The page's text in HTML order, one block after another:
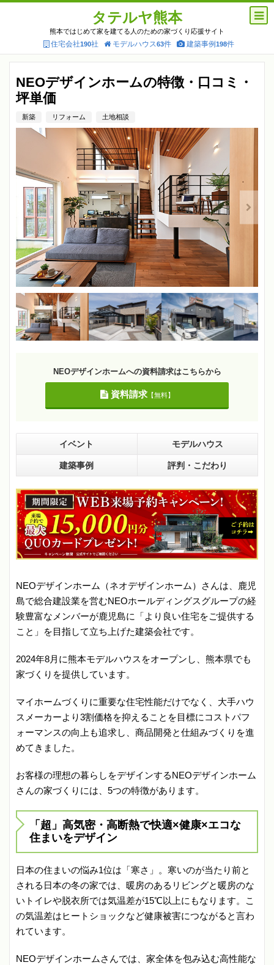
タテルヤ熊本
熊本ではじめて家を建てる人のための家づくり応援サイト
住宅会社190社 モデルハウス63件 建築事例198件
NEOデザインホームの特徴・口コミ・
坪単価
新築 リフォーム 土地相談
NEOデザインホームへの資料請求はこちらから
資料請求【無料】
イベント モデルハウス
建築事例 評判・こだわり
NEOデザインホーム（ネオデザインホーム）さんは、鹿児
島で総合建設業を営むNEOホールディングスグループの経
験豊富なメンバーが鹿児島に「より良い住宅をご提供する
こと」を目指して立ち上げた建築会社です。
2024年8月に熊本モデルハウスをオープンし、熊本県でも
家づくりを提供しています。
マイホームづくりに重要な住宅性能だけでなく、大手ハウ
スメーカーより3割価格を抑えることを目標にコストパフ
ォーマンスの向上も追求し、商品開発と仕組みづくりを進
めてきました。
お客様の理想の暮らしをデザインするNEOデザインホーム
さんの家づくりには、5つの特徴があります。
「超」高気密・高断熱で快適×健康×エコな
住まいをデザイン
日本の住まいの悩み1位は「寒さ」。寒いのが当たり前と
される日本の冬の家では、暖房のあるリビングと暖房のな
いトイレや脱衣所では気温差が15℃以上にもなります。こ
の気温差はヒートショックなど健康被害につながると言わ
れています。
NEOデザインホームさんでは、家全体を包み込む高性能な